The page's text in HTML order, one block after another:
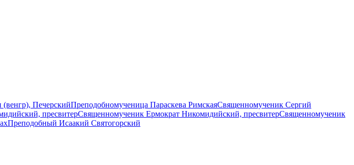
ПечерскийПреподобномученица Параскева РимскаяСвященномученик Сергий
пресвитерСвященномученик Ермократ Никомидийский, пресвитерСвященномученик
Преподобный Исаакий Святогорский